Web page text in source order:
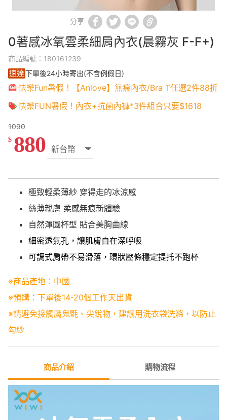
分享
0著感冰氧雲柔細肩內衣(晨霧灰 F-F+)
商品編號：180161239
速達下單後24小時寄出(不含例假日)
快樂Fun暑假！【Anlove】無痕內衣/Bra T任選2件88折
快樂FUN暑假！內衣+抗菌內褲*3件組合只要$1618
1090
$ 880
極致輕柔薄紗 穿得走的冰涼感
絲薄親膚 柔感無痕新體驗
自然渾圓杯型 貼合美胸曲線
細密透氣孔，讓肌膚自在深呼吸
可調式肩帶不易滑落，環狀壓條穩定提托不跑杯
※商品產地：中國
※預購：下單後14-20個工作天出貨
※請避免接觸魔鬼氈、尖銳物，建議用洗衣袋洗滌，以防止
勾紗
商品介紹 購物流程